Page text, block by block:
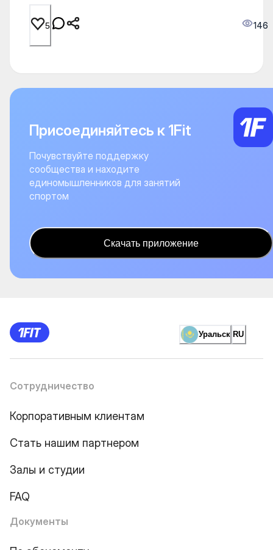
5 146
Присоединяйтесь к 1Fit
Почувствуйте поддержку
сообщества и находите
единомышленников для занятий
спортом
Скачать приложение
Уральск RU
Сотрудничество
Корпоративным клиентам
Стать нашим партнером
Залы и студии
FAQ
Документы